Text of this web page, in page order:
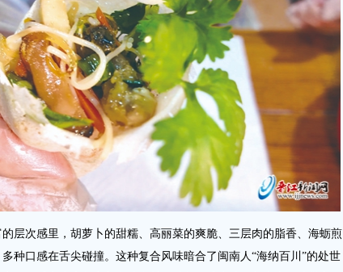
次感里，胡萝卜的甜糯、高丽菜的爽脆、三层肉的脂香、海蛎煎
种口感在舌尖碰撞。这种复合风味暗合了闽南人“海纳百川”的处世